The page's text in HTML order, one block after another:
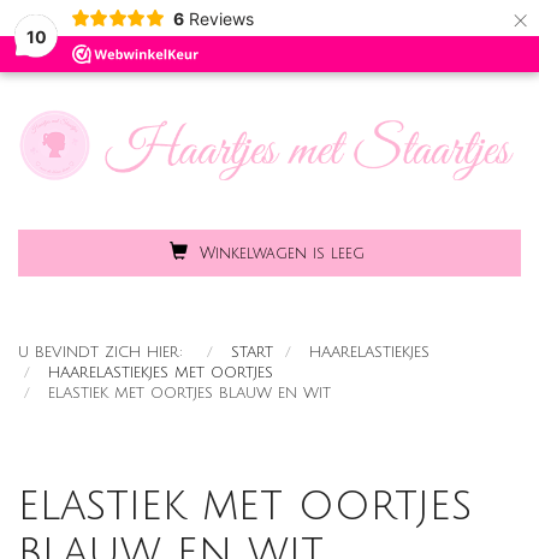
10
6 Reviews ×
Winkelwagen is leeg
Toggle
U BEVINDT ZICH HIER: START
HAARELASTIEKJES
HAARELASTIEKJES MET OORTJES
ELASTIEK MET OORTJES BLAUW EN WIT
elastiek met oortjes